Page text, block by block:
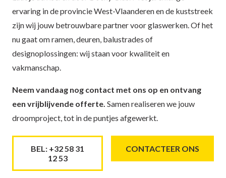
ervaring in de provincie West-Vlaanderen en de kuststreek
zijn wij jouw betrouwbare partner voor glaswerken. Of het
nu gaat om ramen, deuren, balustrades of
designoplossingen: wij staan voor kwaliteit en
vakmanschap.
Neem vandaag nog contact met ons op en ontvang
een vrijblijvende offerte. Samen realiseren we jouw
droomproject, tot in de puntjes afgewerkt.
BEL: +32 58 31
12 53
CONTACTEER ONS